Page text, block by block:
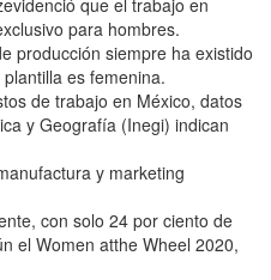
para hombres.
producción siempre ha existido
es femenina.
de trabajo en México, datos
y Geografía (Inegi) indican
y marketing
con solo 24 por ciento de
el Women atthe Wheel 2020,